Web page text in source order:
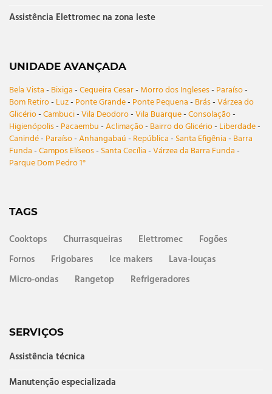
Assistência Elettromec na zona leste
UNIDADE AVANÇADA
Bela Vista- Bixiga-Cequeira Cesar- Morro dos Ingleses- Paraíso-
Bom Retiro- Luz- Ponte Grande- Ponte Pequena- Brás-Várzea do
Glicério-Cambuci-Vila Deodoro-Vila Buarque-Consolação-
Higienópolis- Pacaembu-Aclimação- Bairro do Glicério- Liberdade-
Canindé- Paraíso-Anhangabaú- República- Santa Efigênia- Barra
Funda-Campos Elíseos- Santa Cecília-Várzea da Barra Funda-
Parque Dom Pedro 1°
TAGS
Cooktops Churrasqueiras Elettromec
Fogões
Fornos
Frigobares Ice makers
Lava-louças
Micro-ondas
Rangetop Refrigeradores
SERVIÇOS
Assistência técnica
Manutenção especializada